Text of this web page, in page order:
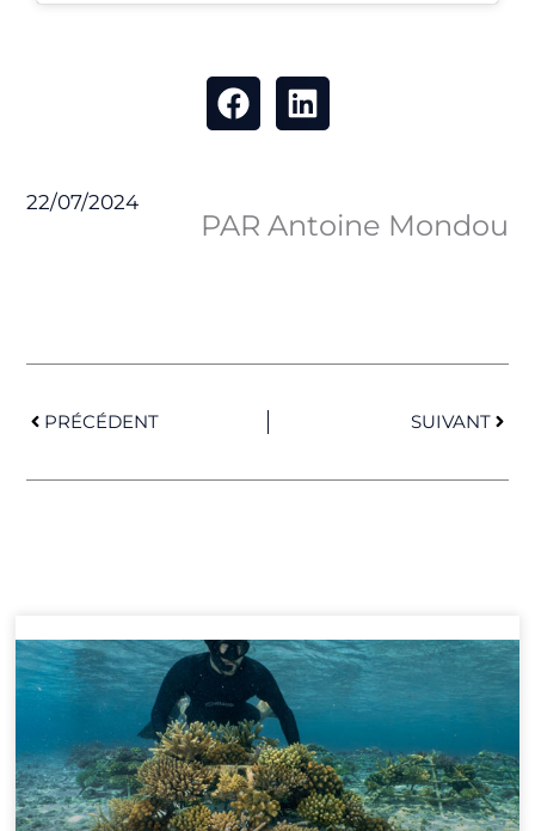
22/07/2024
PAR Antoine Mondou
PRÉCÉDENT SUIVANT